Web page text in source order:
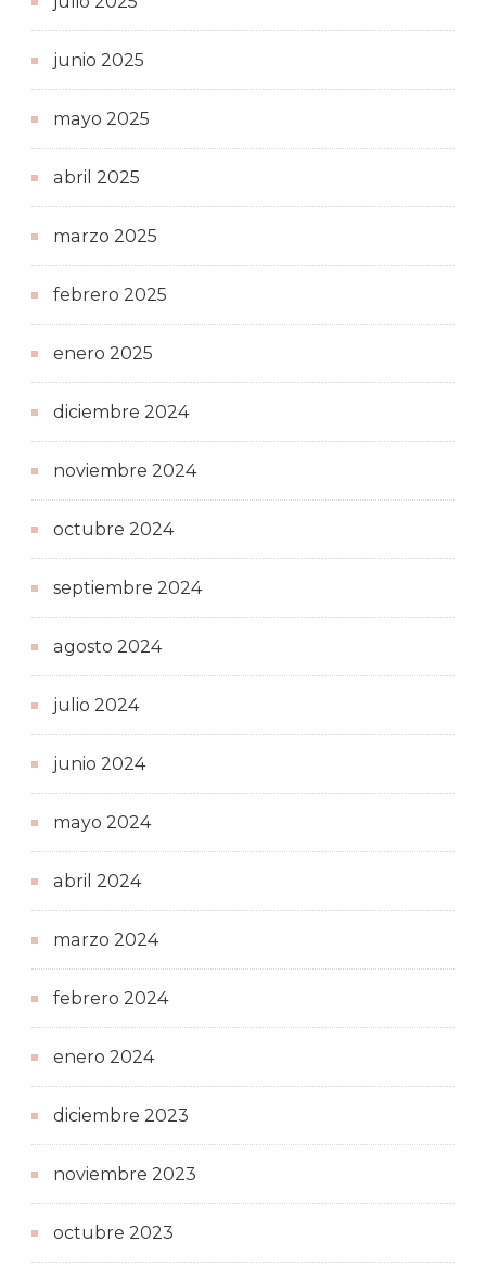
junio 2025
mayo 2025
abril 2025
marzo 2025
febrero 2025
enero 2025
diciembre 2024
noviembre 2024
octubre 2024
septiembre 2024
agosto 2024
julio 2024
junio 2024
mayo 2024
abril 2024
marzo 2024
febrero 2024
enero 2024
diciembre 2023
noviembre 2023
octubre 2023